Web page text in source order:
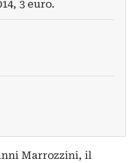
3 euro.
Marrozzini, il